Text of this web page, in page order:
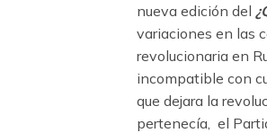
nueva edición del
variaciones en las
revolucionaria en
incompatible con
que dejara la
pertenecía, el